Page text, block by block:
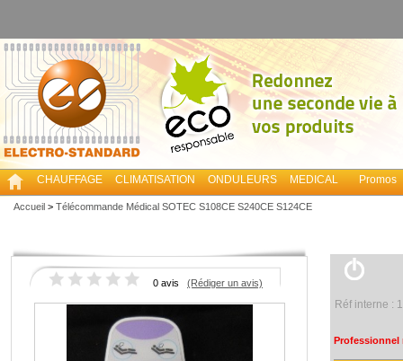
CHAUFFAGE CLIMATISATION ONDULEURS MEDICAL Promos
Accueil > Télécommande Médical SOTEC S108CE S240CE S124CE
0 avis (Rédiger un avis)
Réf interne :
Professionnel